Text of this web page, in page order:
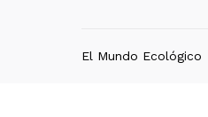
El Mundo Ecológico